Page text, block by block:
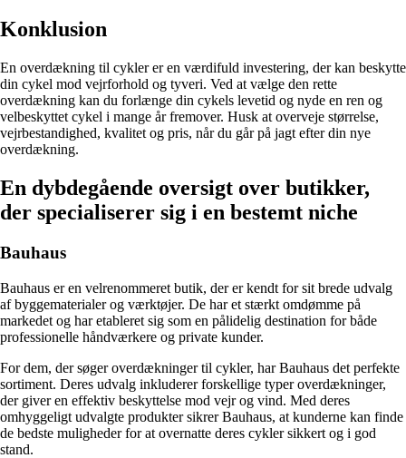
Konklusion
En overdækning til cykler er en værdifuld investering, der kan beskytte
din cykel mod vejrforhold og tyveri. Ved at vælge den rette
overdækning kan du forlænge din cykels levetid og nyde en ren og
velbeskyttet cykel i mange år fremover. Husk at overveje størrelse,
vejrbestandighed, kvalitet og pris, når du går på jagt efter din nye
overdækning.
En dybdegående oversigt over butikker,
der specialiserer sig i en bestemt niche
Bauhaus
Bauhaus er en velrenommeret butik, der er kendt for sit brede udvalg
af byggematerialer og værktøjer. De har et stærkt omdømme på
markedet og har etableret sig som en pålidelig destination for både
professionelle håndværkere og private kunder.
For dem, der søger overdækninger til cykler, har Bauhaus det perfekte
sortiment. Deres udvalg inkluderer forskellige typer overdækninger,
der giver en effektiv beskyttelse mod vejr og vind. Med deres
omhyggeligt udvalgte produkter sikrer Bauhaus, at kunderne kan finde
de bedste muligheder for at overnatte deres cykler sikkert og i god
stand.